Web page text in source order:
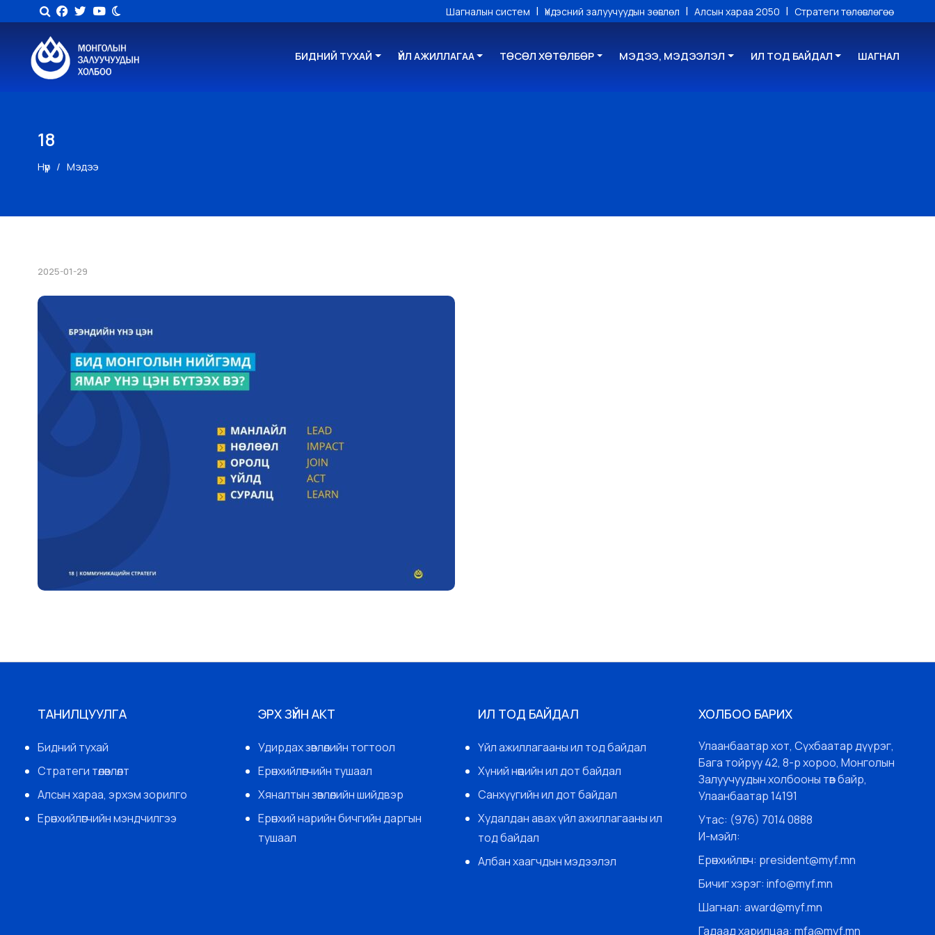
Шагналын систем | Үндэсний залуучуудын зөвлөл | Алсын хараа 2050 | Стратеги төлөвлөгөө
БИДНИЙ ТУХАЙ ҮЙЛ АЖИЛЛАГАА ТӨСӨЛ ХӨТӨЛБӨР МЭДЭЭ, МЭДЭЭЛЭЛ ИЛ ТОД БАЙДАЛ ШАГНАЛ
18
Нүүр Мэдээ
2025-01-29
ТАНИЛЦУУЛГА
Бидний тухай
Стратеги төлөвлөлт
Алсын хараа, эрхэм зорилго
Ерөнхийлөгчийн мэндчилгээ
ЭРХ ЗҮЙН АКТ
Удирдах зөвлөлийн тогтоол
Ерөнхийлөгчийн тушаал
Хяналтын зөвлөлийн шийдвэр
Ерөнхий нарийн бичгийн даргын
тушаал
ИЛ ТОД БАЙДАЛ
Үйл ажиллагааны ил тод байдал
Хүний нөөцийн ил дот байдал
Санхүүгийн ил дот байдал
Худалдан авах үйл ажиллагааны ил
тод байдал
Албан хаагчдын мэдээлэл
ХОЛБОО БАРИХ
Улаанбаатар хот, Сүхбаатар дүүрэг,
Бага тойруу 42, 8-р хороо, Монголын
Залуучуудын холбооны төв байр,
Улаанбаатар 14191
Утас: (976) 7014 0888
И-мэйл:
Ерөнхийлөгч: president@myf.mn
Бичиг хэрэг: info@myf.mn
Шагнал: award@myf.mn
Гадаад харилцаа: mfa@myf.mn